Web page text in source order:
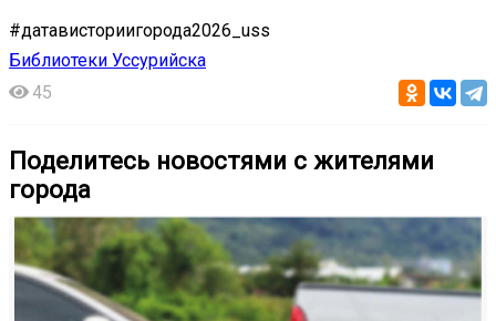
#датависториигорода2026_uss
Библиотеки Уссурийска
45
Поделитесь новостями с жителями
города